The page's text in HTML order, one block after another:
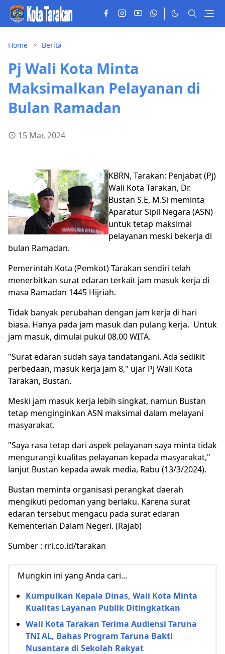
Home Berita
Pj Wali Kota Minta
Maksimalkan Pelayanan di
Bulan Ramadan
15 Mar, 2024
KBRN, Tarakan: Penjabat (Pj)
Wali Kota Tarakan, Dr.
Bustan S.E, M.Si meminta
Aparatur Sipil Negara (ASN)
untuk tetap maksimal
pelayanan meski bekerja di
bulan Ramadan.
Pemerintah Kota (Pemkot) Tarakan sendiri telah
menerbitkan surat edaran terkait jam masuk kerja di
masa Ramadan 1445 Hijriah.
Tidak banyak perubahan dengan jam kerja di hari
biasa. Hanya pada jam masuk dan pulang kerja. Untuk
jam masuk, dimulai pukul 08.00 WITA.
"Surat edaran sudah saya tandatangani. Ada sedikit
perbedaan, masuk kerja jam 8," ujar Pj Wali Kota
Tarakan, Bustan.
Meski jam masuk kerja lebih singkat, namun Bustan
tetap menginginkan ASN maksimal dalam melayani
masyarakat.
"Saya rasa tetap dari aspek pelayanan saya minta tidak
mengurangi kualitas pelayanan kepada masyarakat,"
lanjut Bustan kepada awak media, Rabu (13/3/2024).
Bustan meminta organisasi perangkat daerah
mengikuti pedoman yang berlaku. Karena surat
edaran tersebut mengacu pada surat edaran
Kementerian Dalam Negeri. (Rajab)
Sumber : rri.co.id/tarakan
Mungkin ini yang Anda cari...
Kumpulkan Kepala Dinas, Wali Kota Minta
Kualitas Layanan Publik Ditingkatkan
Wali Kota Tarakan Terima Audiensi Taruna
TNI AL, Bahas Program Taruna Bakti
Nusantara di Sekolah Rakyat